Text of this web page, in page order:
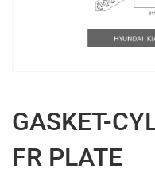
GASKET-
FR PLATE